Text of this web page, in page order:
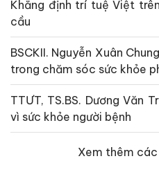
Khẳng định trí tuệ Việt
cầu
BSCKII. Nguyễn Xuân
trong chăm sóc sức khỏe
TTƯT, TS.BS. Dương Văn
vì sức khỏe người bệnh
Xem thêm